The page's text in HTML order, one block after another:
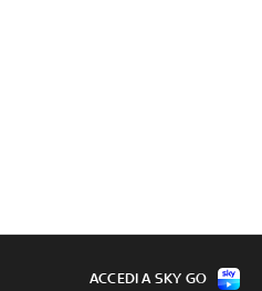
ACCEDI A SKY GO